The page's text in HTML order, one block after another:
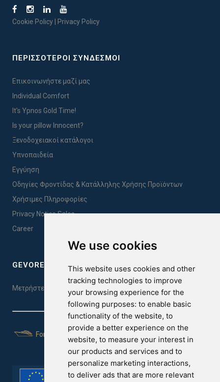
We use cookies
This website uses cookies and other
tracking technologies to improve
your browsing experience for the
following purposes: to enable basic
functionality of the website, to
provide a better experience on the
website, to measure your interest in
our products and services and to
personalize marketing interactions,
to deliver ads that are more relevant
Cookie Policy Privacy Policy
ΠΕΡΙΣΣΟΤΕΡΟΙ ΣΥΝΔΕΣΜΟΙ
Επικοινωνήστε μαζί μας
Individual Comfort
It's Ypnos Gold Time!
Is your pillow Innocent?
Ξενοδοχειακοί κατάλογοι
Υπνοπαιδεία
Εγγύηση
Οδηγίες Φροντίδας & Κατάλληλης Χρήσης Προϊόντων
Χρήσιμες Πληροφορίες
Privacy Notice Sales
Career
GEVOREST SLEEP QUALITY INDEX
Μετρήστε την ποιότητα του ύπνου σας. Κάντε το τεστ εδώ!
For Yachts